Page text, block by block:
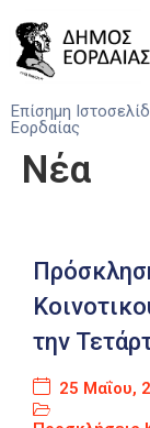
Επίσημη
Εορδαίας
Δήμος
Υπηρεσίες
Του
Προσκλήσεις
Αποφάσεις
Νέα
την
25 Μαΐου,